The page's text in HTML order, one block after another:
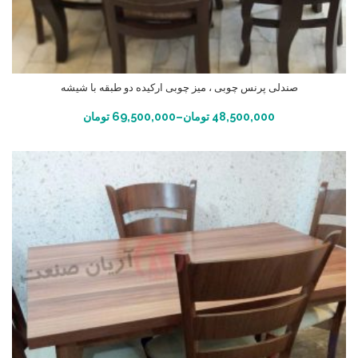
صندلی پرنس چوبی ، میز چوبی ارکیده دو طبقه با شیشه
48,500,000 تومان–
69,500,000 تومان انتخاب گزینه ها